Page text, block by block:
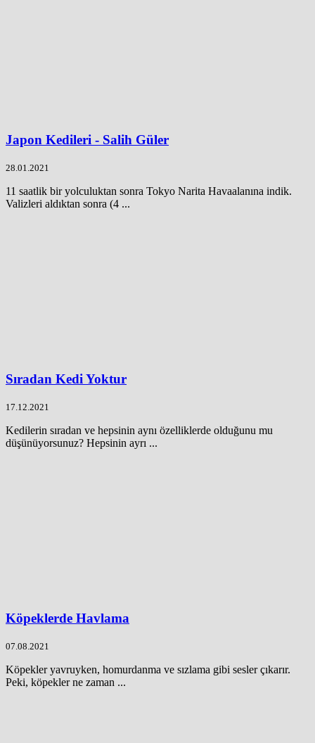
Japon Kedileri - Salih Güler
28.01.2021
11 saatlik bir yolculuktan sonra Tokyo Narita Havaalanına indik.
Valizleri aldıktan sonra (4 ...
Sıradan Kedi Yoktur
17.12.2021
Kedilerin sıradan ve hepsinin aynı özelliklerde olduğunu mu
düşünüyorsunuz? Hepsinin ayrı ...
Köpeklerde Havlama
07.08.2021
Köpekler yavruyken, homurdanma ve sızlama gibi sesler çıkarır.
Peki, köpekler ne zaman ...